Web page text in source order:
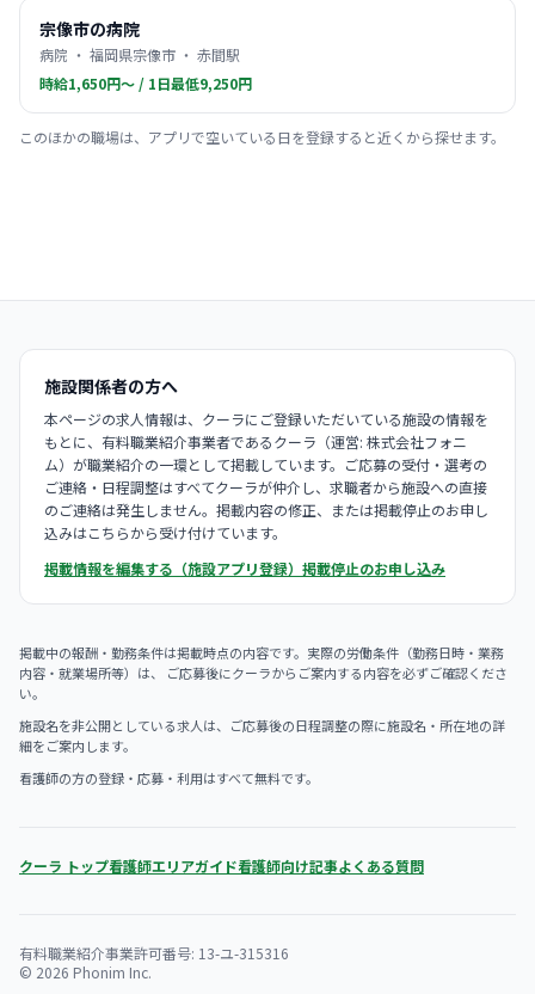
宗像市の病院
病院 ・ 福岡県宗像市 ・ 赤間駅
時給1,650円〜 / 1日最低9,250円
このほかの職場は、アプリで空いている日を登録すると近くから探せます。
施設関係者の方へ
本ページの求人情報は、クーラにご登録いただいている施設の情報を
もとに、有料職業紹介事業者であるクーラ（運営: 株式会社フォニ
ム）が職業紹介の一環として掲載しています。ご応募の受付・選考の
ご連絡・日程調整はすべてクーラが仲介し、求職者から施設への直接
のご連絡は発生しません。掲載内容の修正、または掲載停止のお申し
込みはこちらから受け付けています。
掲載情報を編集する（施設アプリ登録） 掲載停止のお申し込み
掲載中の報酬・勤務条件は掲載時点の内容です。実際の労働条件（勤務日時・業務
内容・就業場所等）は、 ご応募後にクーラからご案内する内容を必ずご確認くださ
い。
施設名を非公開としている求人は、ご応募後の日程調整の際に施設名・所在地の詳
細をご案内します。
看護師の方の登録・応募・利用はすべて無料です。
クーラ トップ看護師エリアガイド看護師向け記事よくある質問
有料職業紹介事業許可番号: 13-ユ-315316
© 2026 Phonim Inc.